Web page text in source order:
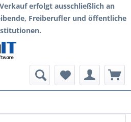
erfolgt ausschließlich an
Freiberufler und öffentliche